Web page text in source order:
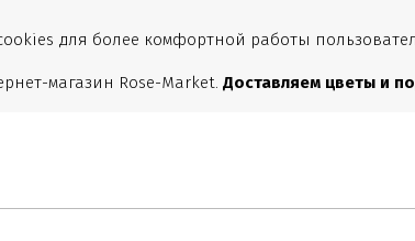
для более комфортной работы
магазин Rose-Market. Доставляем цветы и